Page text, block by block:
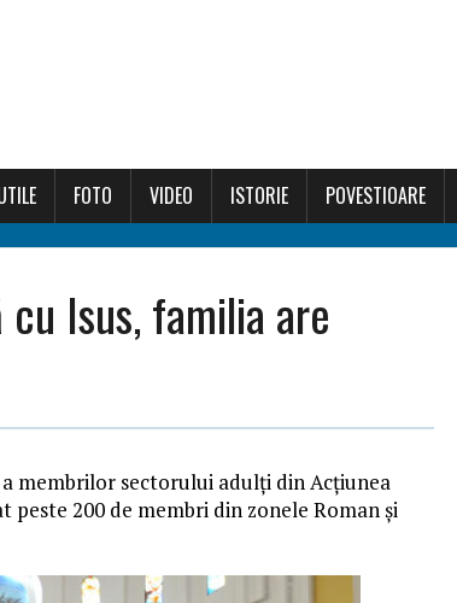
FOTO VIDEO ISTORIE POVESTIOARE
Isus, familia are
membrilor sectorului adulţi din Acţiunea
peste 200 de membri din zonele Roman şi